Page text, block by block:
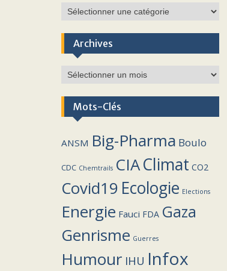
Catégories
Archives
Archives
Mots-Clés
ANSM Big-Pharma Boulo
CDC Chemtrails CIAClimat CO2
Covid19 Ecologie Elections
Energie Fauci FDA Gaza
Genrisme Guerres
Humour IHU Infox